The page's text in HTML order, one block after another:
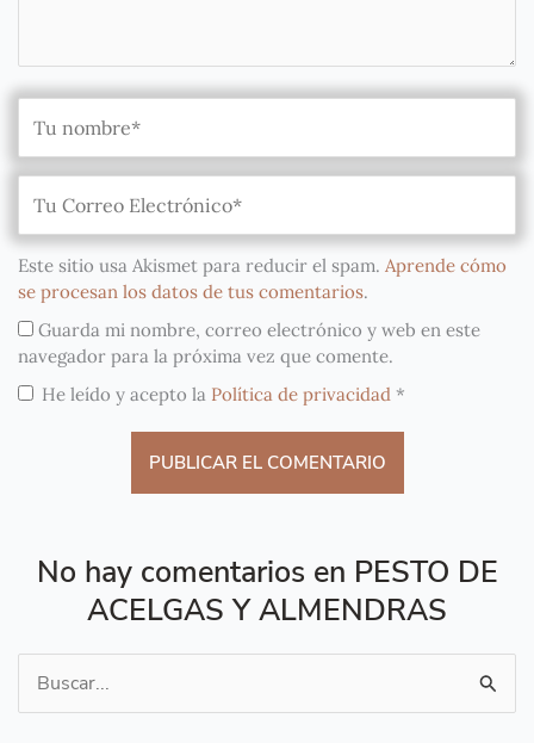
Este sitio usa Akismet para reducir el spam. Aprende cómo
se procesan los datos de tus comentarios.
Guarda mi nombre, correo electrónico y web en este
navegador para la próxima vez que comente.
He leído y acepto la Política de privacidad *
No hay comentarios en PESTO DE
ACELGAS Y ALMENDRAS
Buscar
por: